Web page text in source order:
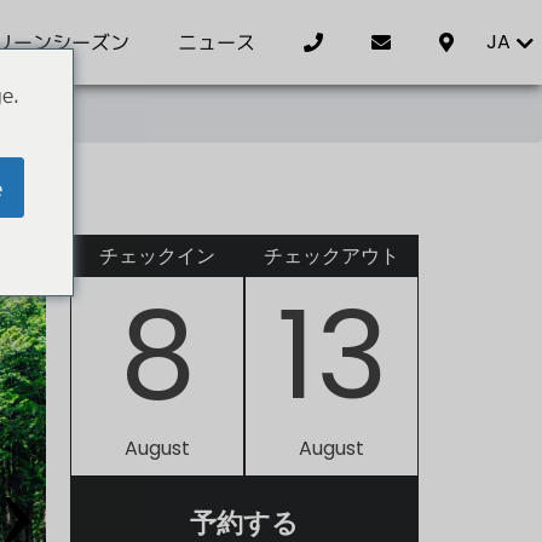
ーンシーズン ニュース JA
チェックイン
8
August
チェックアウト
13
August
予約する